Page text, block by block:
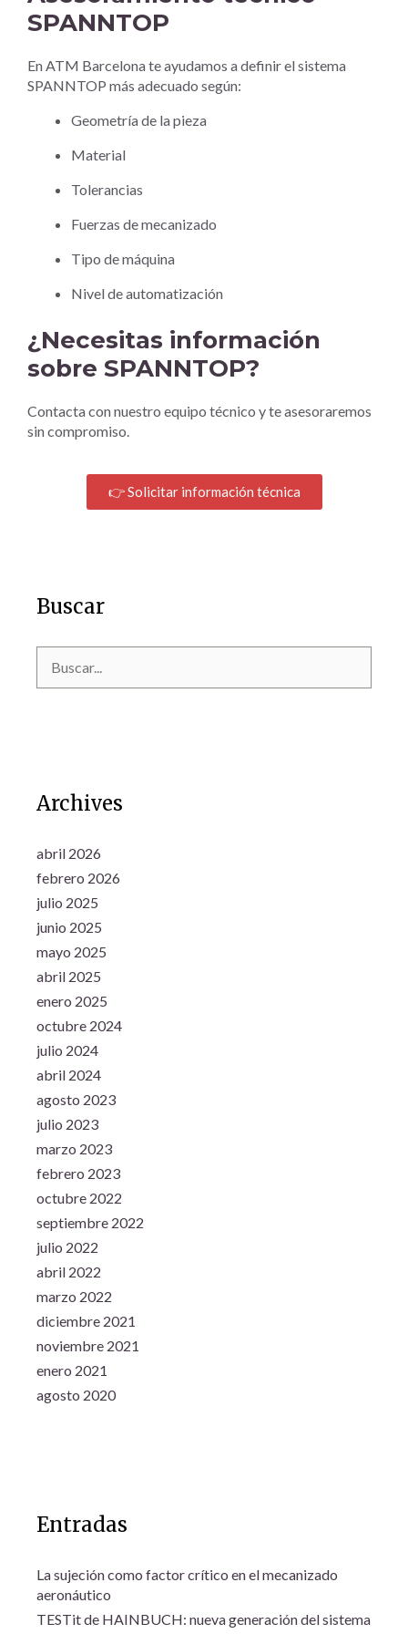
SPANNTOP
En ATM Barcelona te ayudamos a definir el sistema
SPANNTOP más adecuado según:
Geometría de la pieza
Material
Tolerancias
Fuerzas de mecanizado
Tipo de máquina
Nivel de automatización
¿Necesitas información
sobre SPANNTOP?
Contacta con nuestro equipo técnico y te asesoraremos
sin compromiso.
👉 Solicitar información técnica
Buscar
Archives
abril 2026
febrero 2026
julio 2025
junio 2025
mayo 2025
abril 2025
enero 2025
octubre 2024
julio 2024
abril 2024
agosto 2023
julio 2023
marzo 2023
febrero 2023
octubre 2022
septiembre 2022
julio 2022
abril 2022
marzo 2022
diciembre 2021
noviembre 2021
enero 2021
agosto 2020
Entradas
La sujeción como factor crítico en el mecanizado
aeronáutico
TESTit de HAINBUCH: nueva generación del sistema